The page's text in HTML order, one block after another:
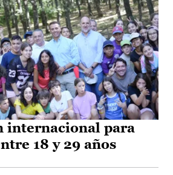
internacional para
18 y 29 años